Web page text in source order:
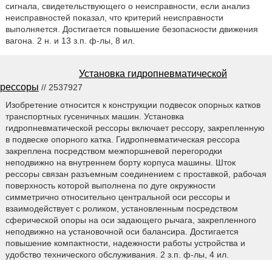
сигнала, свидетельствующего о неисправности, если анализ
неисправностей показал, что критерий неисправности
выполняется. Достигается повышение безопасности движения
вагона. 2 н. и 13 з.п. ф-лы, 8 ил.
Установка гидропневматической
рессоры // 2537927
Изобретение относится к конструкции подвесок опорных катков
транспортных гусеничных машин. Установка
гидропневматической рессоры включает рессору, закрепленную
в подвеске опорного катка. Гидропневматическая рессора
закреплена посредством межпоршневой перегородки
неподвижно на внутреннем борту корпуса машины. Шток
рессоры связан разъемным соединением с проставкой, рабочая
поверхность которой выполнена по дуге окружности
симметрично относительно центральной оси рессоры и
взаимодействует с роликом, установленным посредством
сферической опоры на оси задающего рычага, закрепленного
неподвижно на установочной оси балансира. Достигается
повышение компактности, надежности работы устройства и
удобство технического обслуживания. 2 з.п. ф-лы, 4 ил.